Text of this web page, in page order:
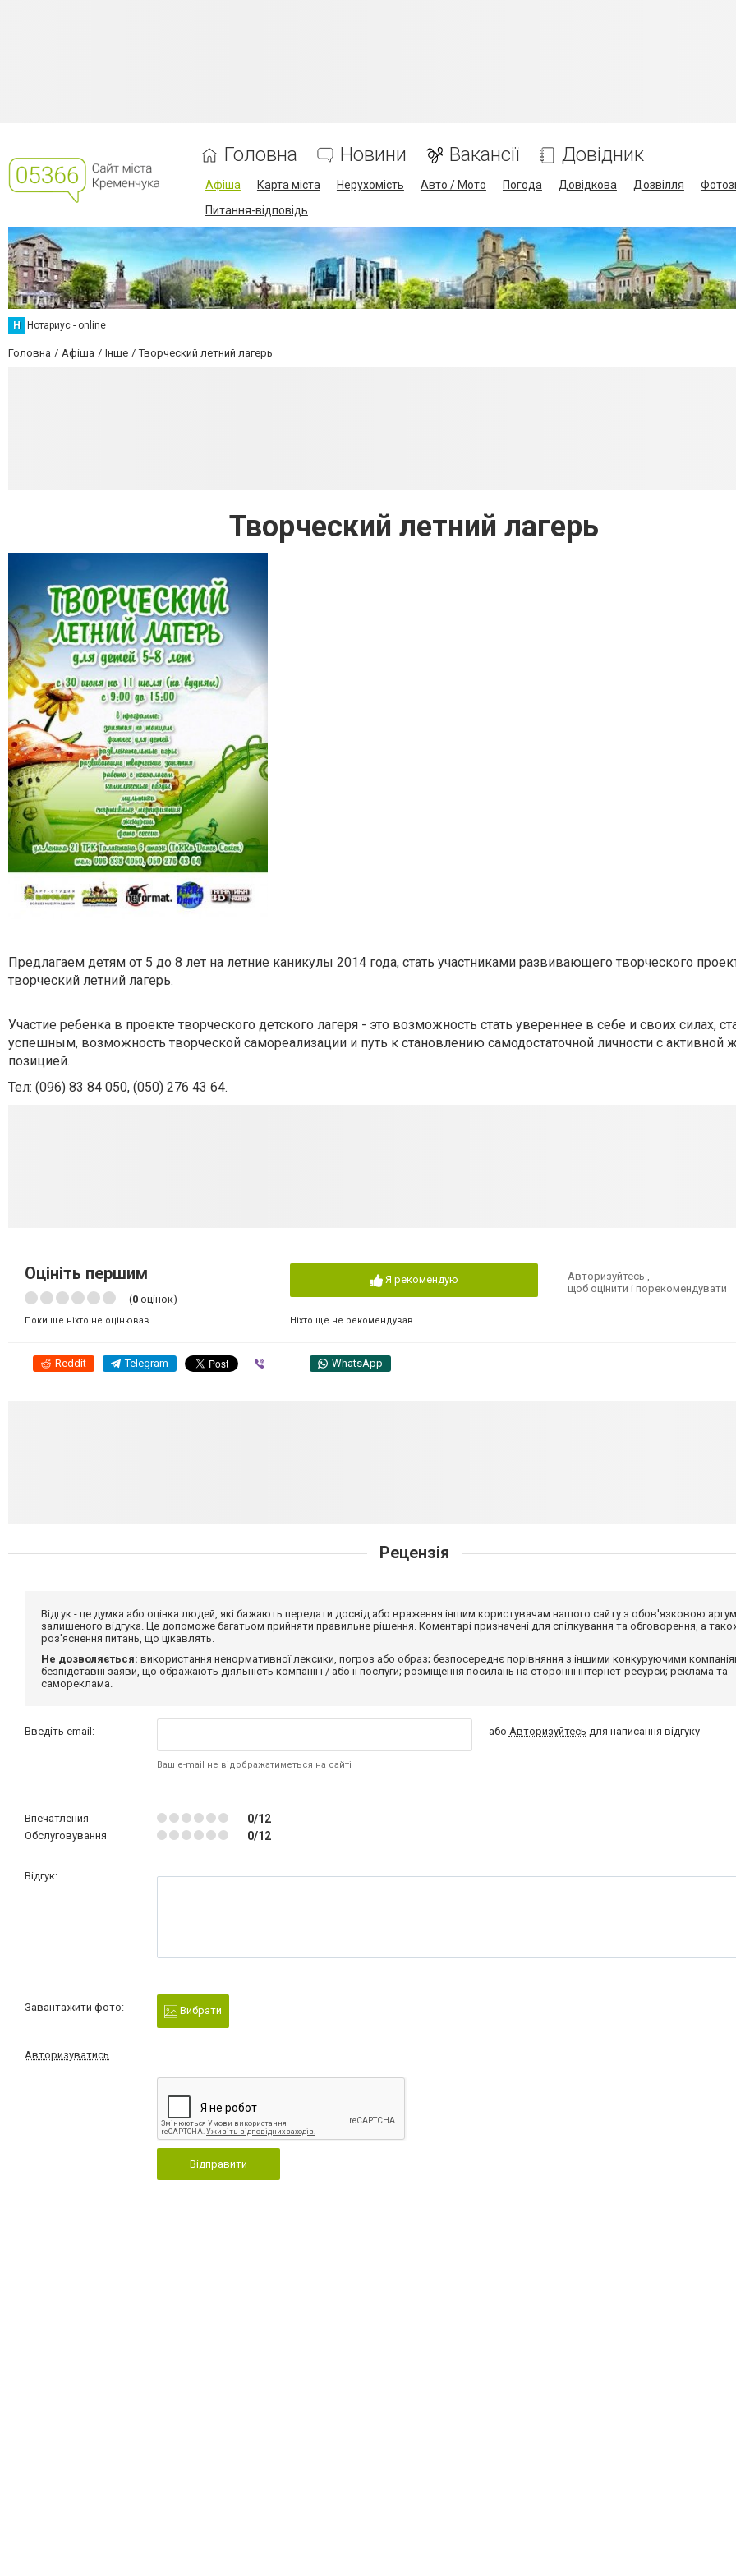
Головна Новини Вакансії Довідник
Афіша Карта міста Нерухомість Авто / Мото Погода Довідкова Дозвілля
Питання-відповідь
Н Нотариус - online
Головна Афіша Інше Творческий летний лагерь
Творческий летний лагерь
Предлагаем детям от 5 до 8 лет на летние каникулы 2014 года, стать участниками развивающего творческого
творческий летний лагерь.
Участие ребенка в проекте творческого детского лагеря - это возможность стать увереннее в себе и своих силах,
успешным, возможность творческой самореализации и путь к становлению самодостаточной личности с активной
позицией.
Тел: (096) 83 84 050, (050) 276 43 64.
Оцініть першим
(0 оцінок)
Поки ще ніхто не оцінював
Я рекомендую
Ніхто ще не рекомендував
Авторизуйтесь,
щоб оцінити і порекомендувати
Reddit Telegram WhatsApp
Рецензія
Відгук - це думка або оцінка людей, які бажають передати досвід або враження іншим користувачам нашого сайту з обов'язковою
залишеного відгука. Це допоможе багатьом прийняти правильне рішення. Коментарі призначені для спілкування та обговорення, а
роз'яснення питань, що цікавлять.
Не дозволяється: використання ненормативної лексики, погроз або образ; безпосереднє порівняння з іншими конкуруючими
безпідставні заяви, що ображають діяльність компанії і / або її послуги; розміщення посилань на сторонні інтернет-ресурси; реклама та
самореклама.
Введіть email:
Ваш e-mail не відображатиметься на сайті
або Авторизуйтесь для написання відгуку
Впечатления 0/12
Обслуговування 0/12
Відгук:
Завантажити фото: Вибрати
Авторизуватись
Відправити